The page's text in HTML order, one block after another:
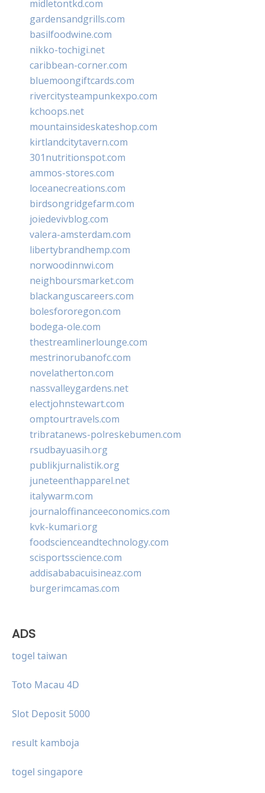
midletontkd.com
gardensandgrills.com
basilfoodwine.com
nikko-tochigi.net
caribbean-corner.com
bluemoongiftcards.com
rivercitysteampunkexpo.com
kchoops.net
mountainsideskateshop.com
kirtlandcitytavern.com
301nutritionspot.com
ammos-stores.com
loceanecreations.com
birdsongridgefarm.com
joiedevivblog.com
valera-amsterdam.com
libertybrandhemp.com
norwoodinnwi.com
neighboursmarket.com
blackanguscareers.com
bolesfororegon.com
bodega-ole.com
thestreamlinerlounge.com
mestrinorubanofc.com
novelatherton.com
nassvalleygardens.net
electjohnstewart.com
omptourtravels.com
tribratanews-polreskebumen.com
rsudbayuasih.org
publikjurnalistik.org
juneteenthapparel.net
italywarm.com
journaloffinanceeconomics.com
kvk-kumari.org
foodscienceandtechnology.com
scisportsscience.com
addisababacuisineaz.com
burgerimcamas.com
ADS
togel taiwan
Toto Macau 4D
Slot Deposit 5000
result kamboja
togel singapore